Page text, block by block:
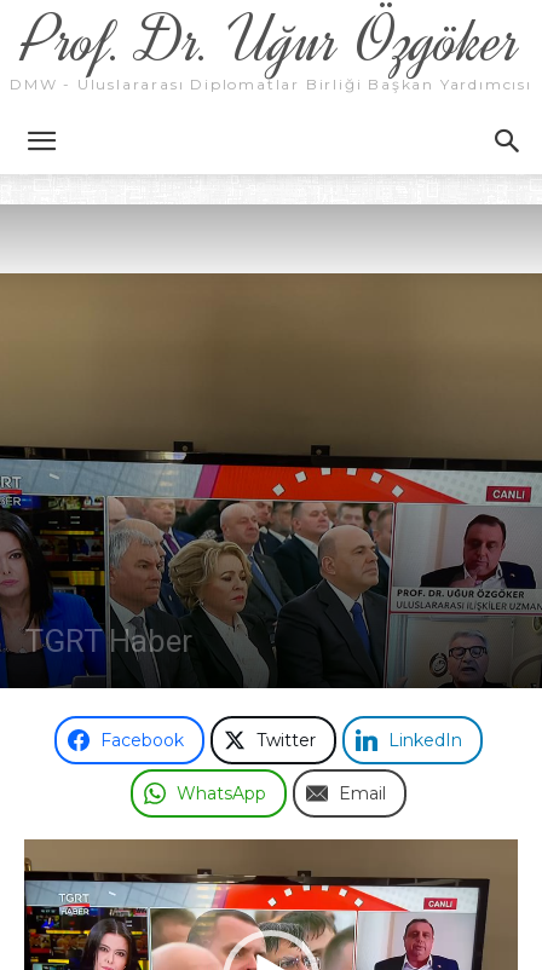
Prof. Dr. Uğur Özgöker
DMW - Uluslararası Diplomatlar Birliği Başkan Yardımcısı
TGRT Haber
Facebook Twitter LinkedIn
WhatsApp Email
Video
oynatıcı